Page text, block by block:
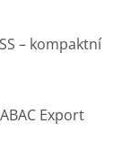
– kompaktní
Export